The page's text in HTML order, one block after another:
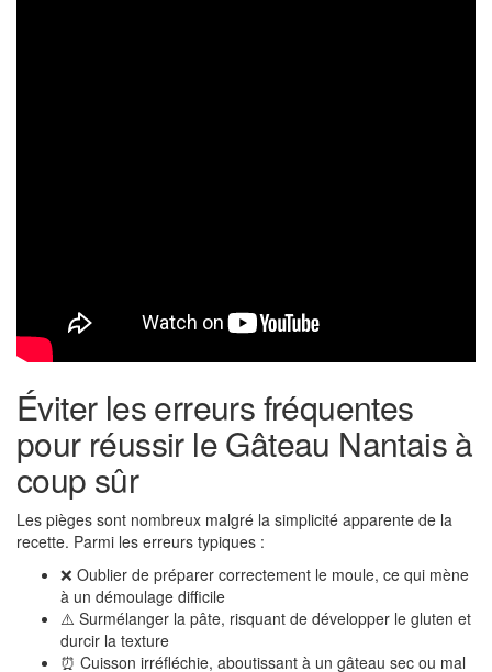
Éviter les erreurs fréquentes
pour réussir le Gâteau Nantais à
coup sûr
Les pièges sont nombreux malgré la simplicité apparente de la
recette. Parmi les erreurs typiques :
❌ Oublier de préparer correctement le moule, ce qui mène
à un démoulage difficile
⚠️ Surmélanger la pâte, risquant de développer le gluten et
durcir la texture
⏰ Cuisson irréfléchie, aboutissant à un gâteau sec ou mal